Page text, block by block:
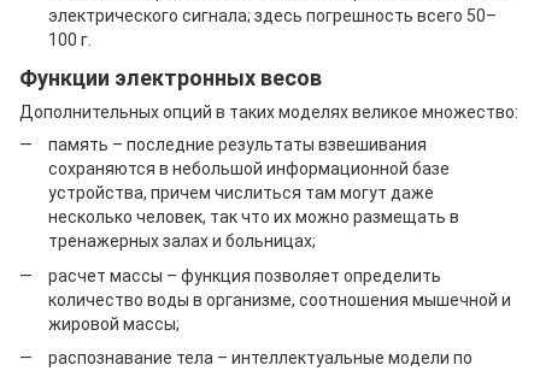
электрического сигнала; здесь погрешность всего 50–
100 г.
Функции электронных весов
Дополнительных опций в таких моделях великое множество:
память – последние результаты взвешивания
сохраняются в небольшой информационной базе
устройства, причем числиться там могут даже
несколько человек, так что их можно размещать в
тренажерных залах и больницах;
расчет массы – функция позволяет определить
количество воды в организме, соотношения мышечной и
жировой массы;
распознавание тела – интеллектуальные модели по